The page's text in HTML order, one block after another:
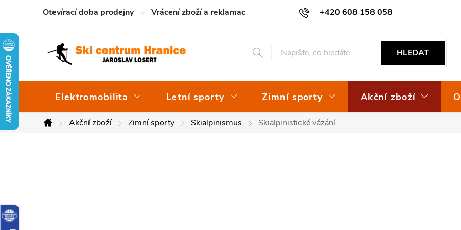
obsah
+420 608 158 058
Otevírací doba prodejny Vrácení zboží a reklamace Osvědčení EKO-KOM
HLEDAT
Elektromobilita Letní sporty Zimní sporty Akční zboží
DomůAkční zboží Zimní sporty Skialpinismus Skialpinistické vázání